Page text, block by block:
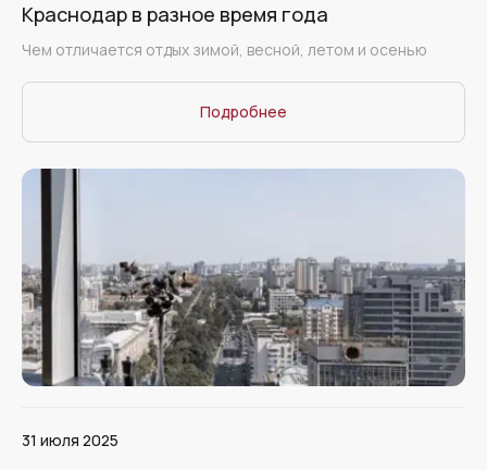
Краснодар в разное время года
Чем отличается отдых зимой, весной, летом и осенью
Подробнее
31 июля 2025